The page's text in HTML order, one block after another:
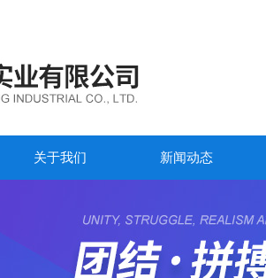
关于我们 新闻动态